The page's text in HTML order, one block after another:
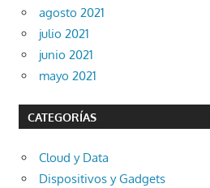
agosto 2021
julio 2021
junio 2021
mayo 2021
CATEGORÍAS
Cloud y Data
Dispositivos y Gadgets